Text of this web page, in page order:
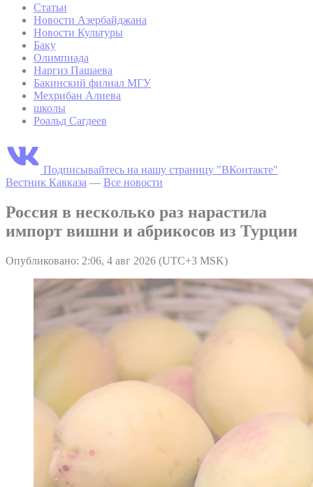
Статьи
Новости Азербайджана
Новости Культуры
Баку
Олимпиада
Наргиз Пашаева
Бакинский филиал МГУ
Мехрибан Алиева
школы
Роальд Сагдеев
Подписывайтесь на нашу страницу "ВКонтакте"
Вестник Кавказа — Все новости
Россия в несколько раз нарастила
импорт вишни и абрикосов из Турции
Опубликовано: 2:06, 4 авг 2026 (UTC+3 MSK)